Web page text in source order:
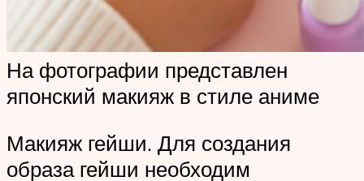
На фотографии представлен
японский макияж в стиле аниме
Макияж гейши. Для создания
образа гейши необходим